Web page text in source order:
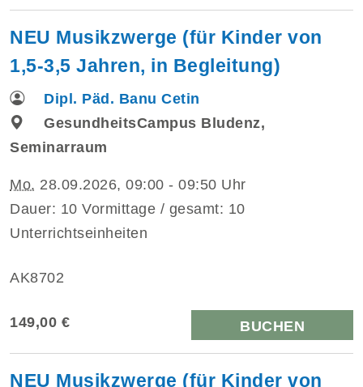
NEU Musikzwerge (für Kinder von
1,5-3,5 Jahren, in Begleitung)
Dipl. Päd. Banu Cetin
GesundheitsCampus Bludenz,
Seminarraum
Mo. 28.09.2026, 09:00 - 09:50 Uhr
Dauer: 10 Vormittage / gesamt: 10
Unterrichtseinheiten
AK8702
149,00 € BUCHEN
NEU Musikzwerge (für Kinder von